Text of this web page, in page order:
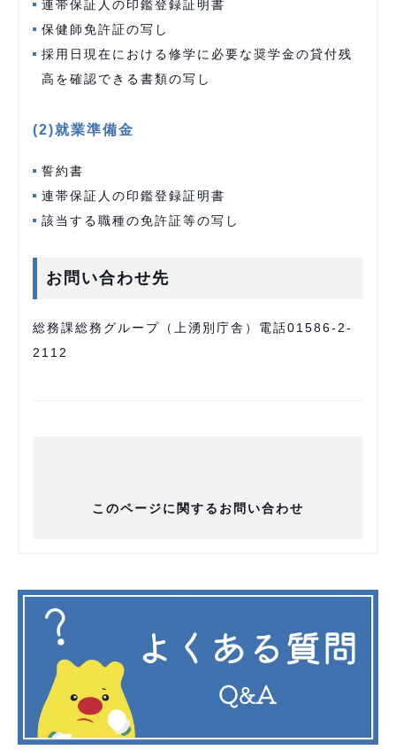
連帯保証人の印鑑登録証明書
保健師免許証の写し
採用日現在における修学に必要な奨学金の貸付残
高を確認できる書類の写し
(2)就業準備金
誓約書
連帯保証人の印鑑登録証明書
該当する職種の免許証等の写し
お問い合わせ先
総務課総務グループ（上湧別庁舎）電話01586-2-
2112
このページに関するお問い合わせ